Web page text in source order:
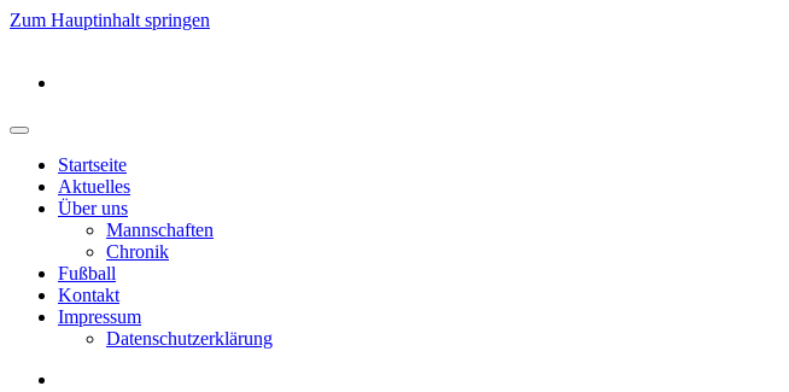
Zum Hauptinhalt springen
Startseite
Aktuelles
Über uns
Mannschaften
Chronik
Fußball
Kontakt
Impressum
Datenschutzerklärung